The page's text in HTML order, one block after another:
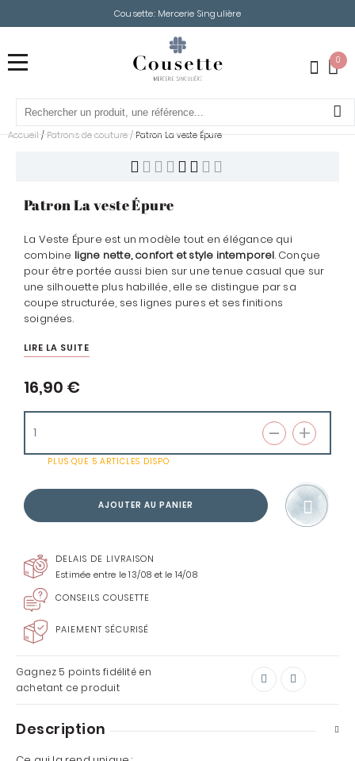
Cousette: Mercerie Singulière
0
Accueil /Patrons de couture/Patron La veste Épure
Patron La veste Épure
La Veste Épure est un modèle tout en élégance qui
combine ligne nette, confort et style intemporel. Conçue
pour être portée aussi bien sur une tenue casual que sur
une silhouette plus habillée, elle se distingue par sa
coupe structurée, ses lignes pures et ses finitions
soignées.
LIRE LA SUITE
16,90 €
PLUS QUE 5 ARTICLES DISPO
AJOUTER AU PANIER
DELAIS DE LIVRAISON
Estimée entre le 13/08 et le 14/08
CONSEILS COUSETTE
PAIEMENT SÉCURISÉ
Gagnez 5 points fidélité en
achetant ce produit
Description